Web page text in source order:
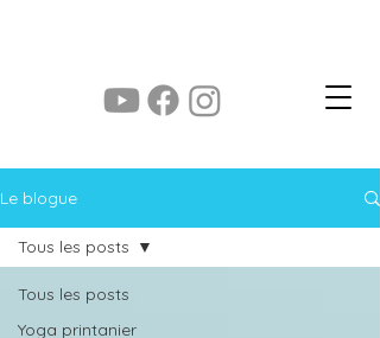
Le blogue
Tous les posts
Yoga printanier
Tous les posts